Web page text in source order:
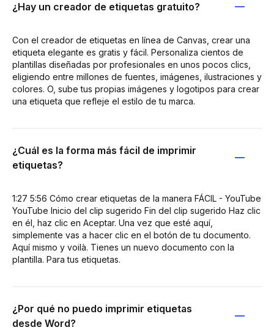
¿Hay un creador de etiquetas gratuito?
Con el creador de etiquetas en línea de Canvas, crear una
etiqueta elegante es gratis y fácil. Personaliza cientos de
plantillas diseñadas por profesionales en unos pocos clics,
eligiendo entre millones de fuentes, imágenes, ilustraciones y
colores. O, sube tus propias imágenes y logotipos para crear
una etiqueta que refleje el estilo de tu marca.
¿Cuál es la forma más fácil de imprimir
etiquetas?
1:27 5:56 Cómo crear etiquetas de la manera FÁCIL - YouTube
YouTube Inicio del clip sugerido Fin del clip sugerido Haz clic
en él, haz clic en Aceptar. Una vez que esté aquí,
simplemente vas a hacer clic en el botón de tu documento.
Aquí mismo y voilà. Tienes un nuevo documento con la
plantilla. Para tus etiquetas.
¿Por qué no puedo imprimir etiquetas
desde Word?